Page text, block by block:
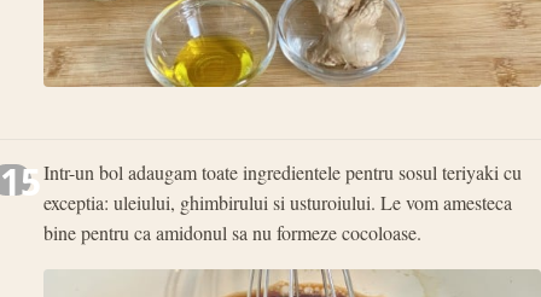
15Intr-un bol adaugam toate ingredientele pentru sosul teriyaki cu
exceptia: uleiului, ghimbirului si usturoiului. Le vom amesteca
bine pentru ca amidonul sa nu formeze cocoloase.